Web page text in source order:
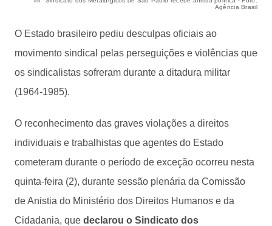
Agência Brasil
O Estado brasileiro pediu desculpas oficiais ao
movimento sindical pelas perseguições e violências que
os sindicalistas sofreram durante a ditadura militar
(1964-1985).
O reconhecimento das graves violações a direitos
individuais e trabalhistas que agentes do Estado
cometeram durante o período de exceção ocorreu nesta
quinta-feira (2), durante sessão plenária da Comissão
de Anistia do Ministério dos Direitos Humanos e da
Cidadania, que declarou o Sindicato dos